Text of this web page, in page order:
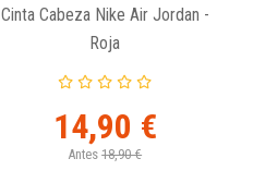
Cinta Cabeza Nike Air Jordan -
Roja
14,90 €
Antes 18,90 €